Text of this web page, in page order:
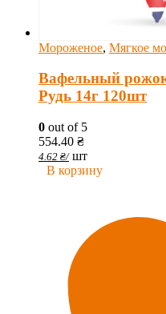
Мороженое, Мягкое
Вафельный
Рудь 14г 120шт
0 out of 5
554.40 ₴
4.62 ₴/ шт
В корзину